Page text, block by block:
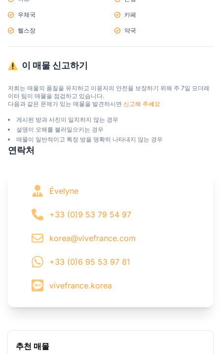
우체국 카페
헬스장 약국
이 매물 신고하기
저희는 매물의 품질을 유지하고 이용자의 안전을 보장하기 위해 주 7일 모더레
이터 팀이 매물을 점검하고 있습니다.
다음과 같은 문제가 있는 매물을 발견하시면 신고해 주세요
게시된 방과 사진이 일치하지 않는 경우
설명이 오해를 불러일으키는 경우
매물이 일반적이고 특정 방을 명확히 나타내지 않는 경우
연락처
Évelyne
+33 (0)9 53 79 54 97
korea@vivefrance.com
+33 (0)6 95 53 97 81
vivefrance.korea
추천 매물